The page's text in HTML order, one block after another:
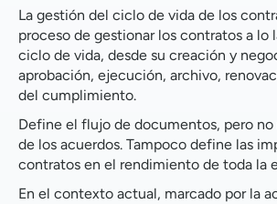
La gestión del ciclo de vida de los
proceso de gestionar los contratos a lo
ciclo de vida, desde su creación y
aprobación, ejecución, archivo,
del cumplimiento.
Define el flujo de documentos, pero no
de los acuerdos. Tampoco define las
contratos en el rendimiento de toda la
En el contexto actual, marcado por la